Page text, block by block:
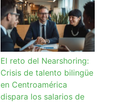
El reto del Nearshoring:
Crisis de talento bilingüe
en Centroamérica
dispara los salarios de